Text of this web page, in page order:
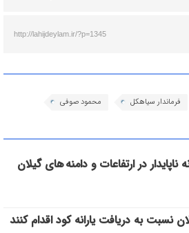
http://lahijdeylam.ir/?p=1345
فرماندار سیاهکل محمود صوفی
ناپایدار در ارتفاعات و دامنه های گیلان
نسبت به دریافت یارانه کود اقدام کنند